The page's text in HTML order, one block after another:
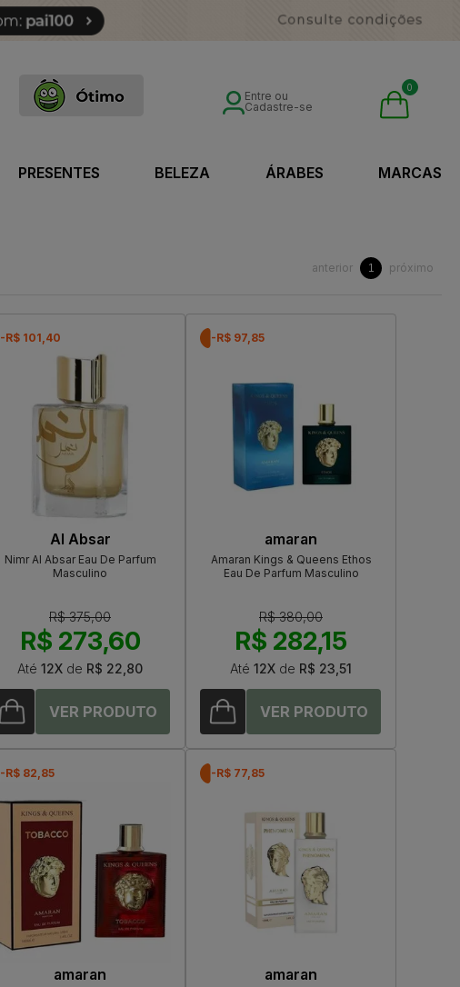
Entre ou
Cadastre-se
0
PRESENTES BELEZA ÁRABES MARCAS
anterior 1 próximo
-R$ 101,40
Al Absar
Nimr Al Absar Eau De Parfum
Masculino
R$ 375,00
R$ 273,60
Até 12X de R$ 22,80
-R$ 97,85
amaran
Amaran Kings & Queens Ethos
Eau De Parfum Masculino
R$ 380,00
R$ 282,15
Até 12X de R$ 23,51
-R$ 82,85
amaran
-R$ 77,85
amaran